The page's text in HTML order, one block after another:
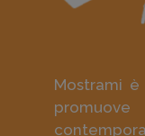
Mostrami